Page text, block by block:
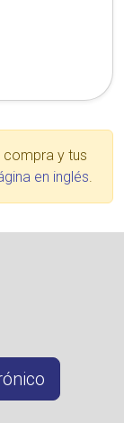
y tus
en inglés.